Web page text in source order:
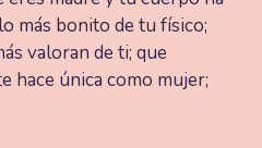
más bonito de tu físico;
valoran de ti; que
hace única como mujer;